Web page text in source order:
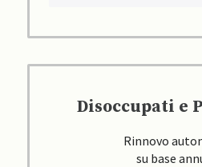
Disoccupati e
Rinnovo
su base